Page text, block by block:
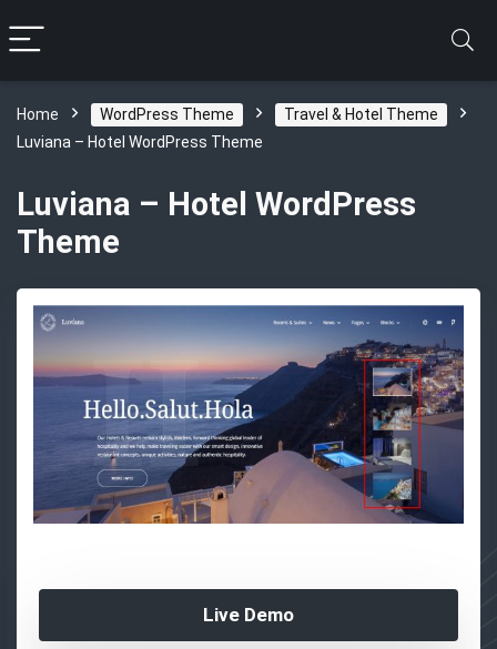
Home WordPress Theme
Travel & Hotel Theme
Luviana – Hotel WordPress Theme
Luviana – Hotel WordPress
Theme
Live Demo